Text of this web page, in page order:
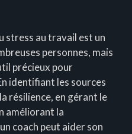
stress au travail est un
personnes, mais
précieux pour
identifiant les sources
résilience, en gérant le
améliorant la
coach peut aider son